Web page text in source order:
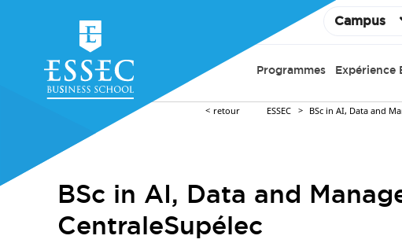
Campus
Programmes Expérience
retour ESSEC BSc in AI, Data and
BSc in AI, Data and
CentraleSupélec